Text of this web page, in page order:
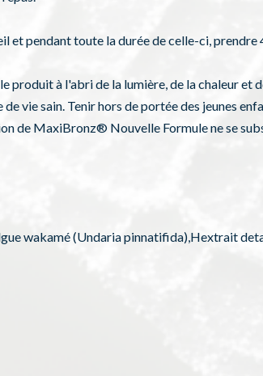
et pendant toute la durée de celle-ci,
produit à l'abri de la lumière, de la chaleur
vie sain. Tenir hors de portée des jeunes
de MaxiBronz® Nouvelle Formule ne se
wakamé (Undaria pinnatifida),Hextrait